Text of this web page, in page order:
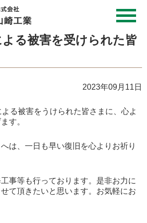
よる被害を受けられた皆
2023年09月11日
る被害をうけられた皆さまに、心よ
す。
は、一日も早い復旧を心よりお祈り
事等も行っております。是非お力に
て頂きたいと思います。お気軽にお